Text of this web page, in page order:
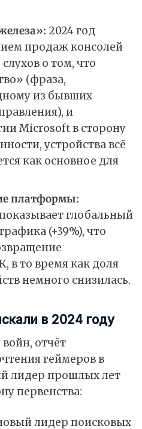
2024 год
продаж консолей
о том, что
(фраза,
из бывших
и
Microsoft в сторону
устройства всё
как основное для
платформы:
глобальный
(+39%), что
в то время как доля
немного снизилась.
в 2024 году
отчёт
геймеров в
лидер прошлых лет
первенства:
лидер поисковых